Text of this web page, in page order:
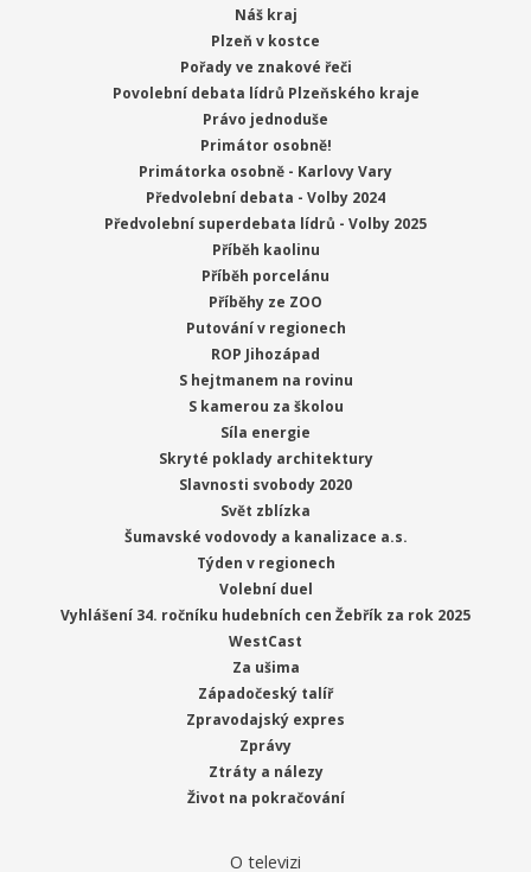
Náš kraj
Plzeň v kostce
Pořady ve znakové řeči
Povolební debata lídrů Plzeňského kraje
Právo jednoduše
Primátor osobně!
Primátorka osobně - Karlovy Vary
Předvolební debata - Volby 2024
Předvolební superdebata lídrů - Volby 2025
Příběh kaolinu
Příběh porcelánu
Příběhy ze ZOO
Putování v regionech
ROP Jihozápad
S hejtmanem na rovinu
S kamerou za školou
Síla energie
Skryté poklady architektury
Slavnosti svobody 2020
Svět zblízka
Šumavské vodovody a kanalizace a.s.
Týden v regionech
Volební duel
Vyhlášení 34. ročníku hudebních cen Žebřík za rok 2025
WestCast
Za ušima
Západočeský talíř
Zpravodajský expres
Zprávy
Ztráty a nálezy
Život na pokračování
O televizi